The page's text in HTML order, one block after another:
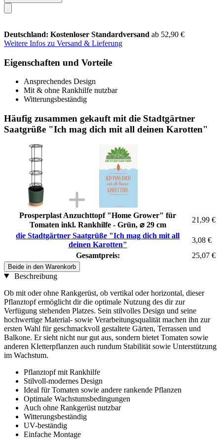
Deutschland: Kostenloser Standardversand ab 52,90 €
Weitere Infos zu Versand & Lieferung
Eigenschaften und Vorteile
Ansprechendes Design
Mit & ohne Rankhilfe nutzbar
Witterungsbeständig
Häufig zusammen gekauft mit die Stadtgärtner
Saatgrüße "Ich mag dich mit all deinen Karotten"
Prosperplast Anzuchttopf "Home Grower" für
Tomaten inkl. Rankhilfe - Grün, ⌀ 29 cm
21,99 €
die Stadtgärtner Saatgrüße "Ich mag dich mit all
deinen Karotten"
3,08 €
Gesamtpreis:
25,07 €
Beide in den Warenkorb
Beschreibung
Ob mit oder ohne Rankgerüst, ob vertikal oder horizontal, dieser
Pflanztopf ermöglicht dir die optimale Nutzung des dir zur
Verfügung stehenden Platzes. Sein stilvolles Design und seine
hochwertige Material- sowie Verarbeitungsqualität machen ihn zur
ersten Wahl für geschmackvoll gestaltete Gärten, Terrassen und
Balkone. Er sieht nicht nur gut aus, sondern bietet Tomaten sowie
anderen Kletterpflanzen auch rundum Stabilität sowie Unterstützung
im Wachstum.
Pflanztopf mit Rankhilfe
Stilvoll-modernes Design
Ideal für Tomaten sowie andere rankende Pflanzen
Optimale Wachstumsbedingungen
Auch ohne Rankgerüst nutzbar
Witterungsbeständig
UV-beständig
Einfache Montage